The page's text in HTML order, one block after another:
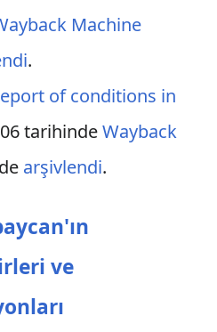
Machine
.
of conditions in
tarihindeWayback
arşivlendi.
ve